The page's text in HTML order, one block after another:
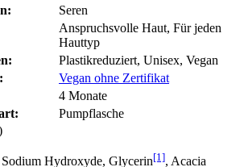
Seren
Anspruchsvolle Haut, Für jeden
Hauttyp
Plastikreduziert, Unisex, Vegan
Vegan ohne Zertifikat
4 Monate
Pumpflasche
Hydroxyde, Glycerin[1], Acacia